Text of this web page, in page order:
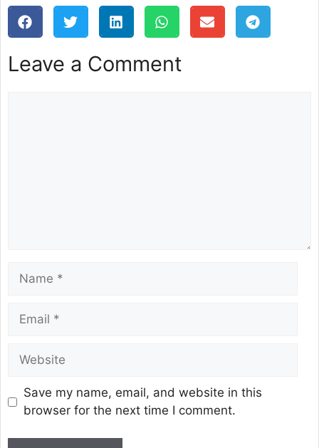
Leave a Comment
Save my name, email, and website in this
browser for the next time I comment.